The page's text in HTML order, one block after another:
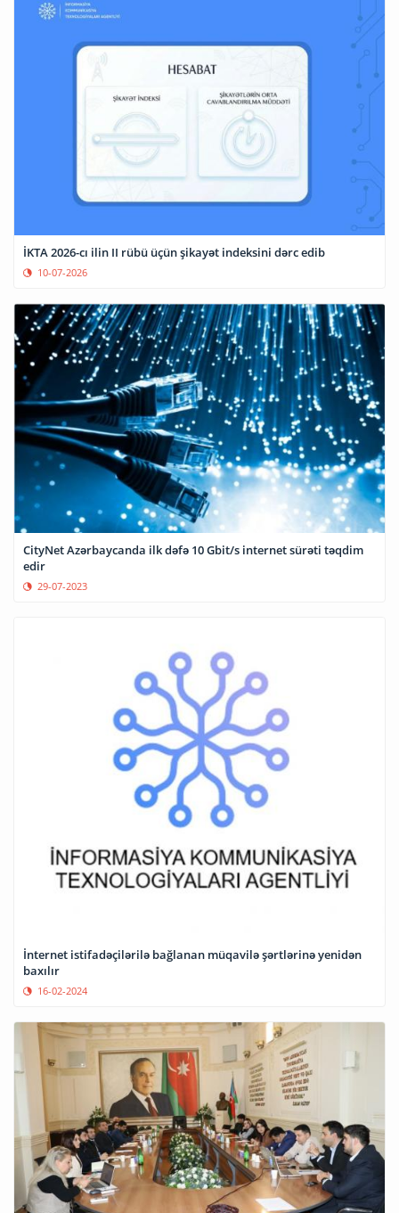
İKTA 2026-cı ilin II rübü üçün şikayət indeksini dərc edib
10-07-2026
CityNet Azərbaycanda ilk dəfə 10 Gbit/s internet sürəti təqdim
edir
29-07-2023
İnternet istifadəçilərilə bağlanan müqavilə şərtlərinə yenidən
baxılır
16-02-2024